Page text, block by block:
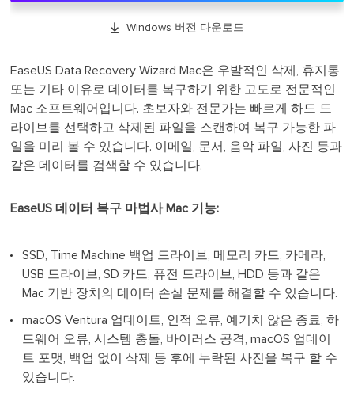
 Windows 버전 다운로드
EaseUS Data Recovery Wizard Mac은 우발적인 삭제, 휴지통
또는 기타 이유로 데이터를 복구하기 위한 고도로 전문적인
Mac 소프트웨어입니다. 초보자와 전문가는 빠르게 하드 드
라이브를 선택하고 삭제된 파일을 스캔하여 복구 가능한 파
일을 미리 볼 수 있습니다. 이메일, 문서, 음악 파일, 사진 등과
같은 데이터를 검색할 수 있습니다.
EaseUS 데이터 복구 마법사 Mac 기능:
SSD, Time Machine 백업 드라이브, 메모리 카드, 카메라,
USB 드라이브, SD 카드, 퓨전 드라이브, HDD 등과 같은
Mac 기반 장치의 데이터 손실 문제를 해결할 수 있습니다.
macOS Ventura 업데이트, 인적 오류, 예기치 않은 종료, 하
드웨어 오류, 시스템 충돌, 바이러스 공격, macOS 업데이
트 포맷, 백업 없이 삭제 등 후에 누락된 사진을 복구 할 수
있습니다.